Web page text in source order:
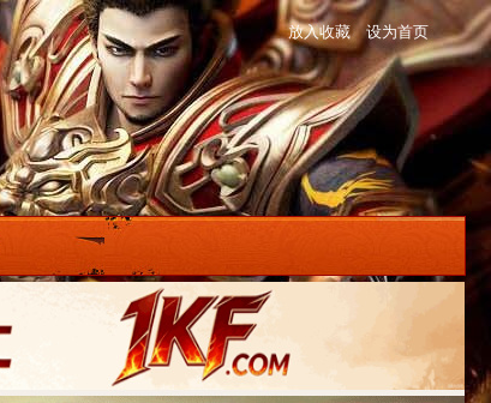
放入收藏 设为首页